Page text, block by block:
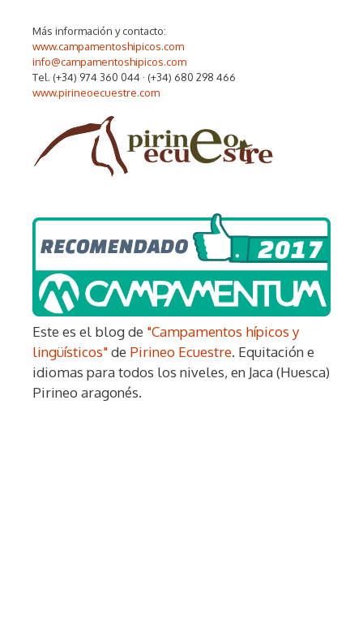
Más información y contacto:
www.campamentoshipicos.com
info@campamentoshipicos.com
Tel. (+34) 974 360 044 · (+34) 680 298 466
www.pirineoecuestre.com
Este es el blog de "Campamentos hípicos y
lingüísticos"de Pirineo Ecuestre. Equitación e
idiomas para todos los niveles, en Jaca (Huesca)
Pirineo aragonés.